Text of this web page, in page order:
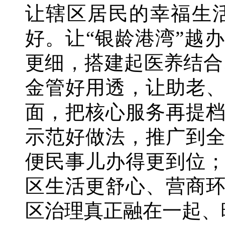
让辖区居民的幸福生
好。让“银龄港湾”越
更细，搭建起医养结
金管好用透，让助老
面，把核心服务再提
示范好做法，推广到
便民事儿办得更到位
区生活更舒心、营商
区治理真正融在一起